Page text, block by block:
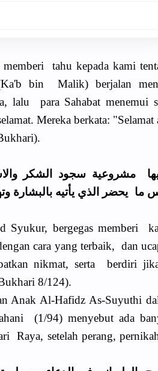
tahu kepada kami
bin Malik) berjalan
lalu para Sahabat menemui
Mereka berkata: "Selamat
ﻣﺸﺮﻭﻋﻴﺔ ﺳﺠﻮﺩ اﻟﺸﻜﺮ
ﻣﺎ ﻳﺤﻀﺮ اﻟﺬﻱ ﻳﺄﺗﻴﻪ ﺑﺎﻟﺒﺸﺎﺭﺓ
Syukur, bergegas memberi
cara yang terbaik, dan
nikmat, serta berdiri
8/124).
Anak Al-Hafidz As-Suyuthi
(1/94) menyebut ada
Raya, setelah perang,